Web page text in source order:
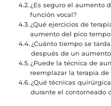
¿Es seguro el aumento
función vocal?
¿Qué ejercicios de
aumento del pico
¿Cuánto tiempo se
después de un
¿Puede la técnica de
reemplazar la terapia
¿Qué técnicas
durante el contorneado